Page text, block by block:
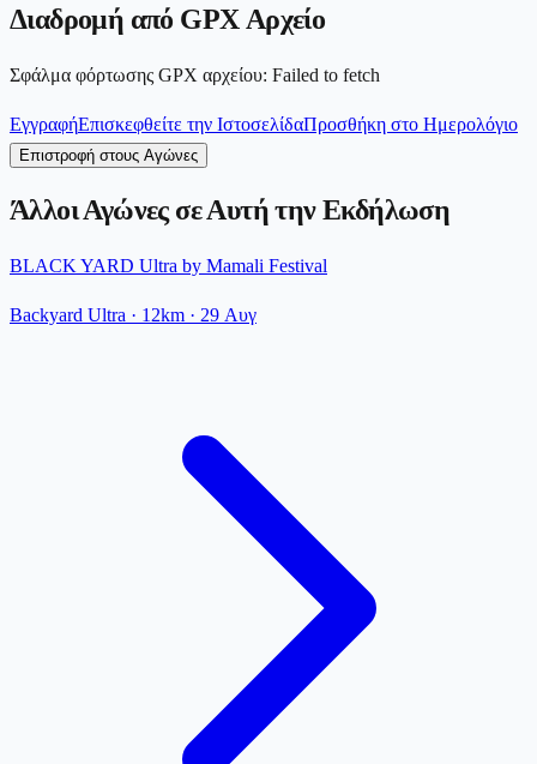
Διαδρομή από GPX Αρχείο
Σφάλμα φόρτωσης GPX αρχείου: Failed to fetch
ΕγγραφήΕπισκεφθείτε την ΙστοσελίδαΠροσθήκη στο Ημερολόγιο
Επιστροφή στους Αγώνες
Άλλοι Αγώνες σε Αυτή την Εκδήλωση
BLACK YARD Ultra by Mamali Festival
Backyard Ultra · 12km · 29 Αυγ